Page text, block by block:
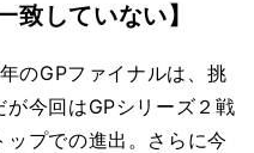
致していない】
のGPファイナルは、挑
今回はGPシリーズ２戦
ップでの進出。さらに今